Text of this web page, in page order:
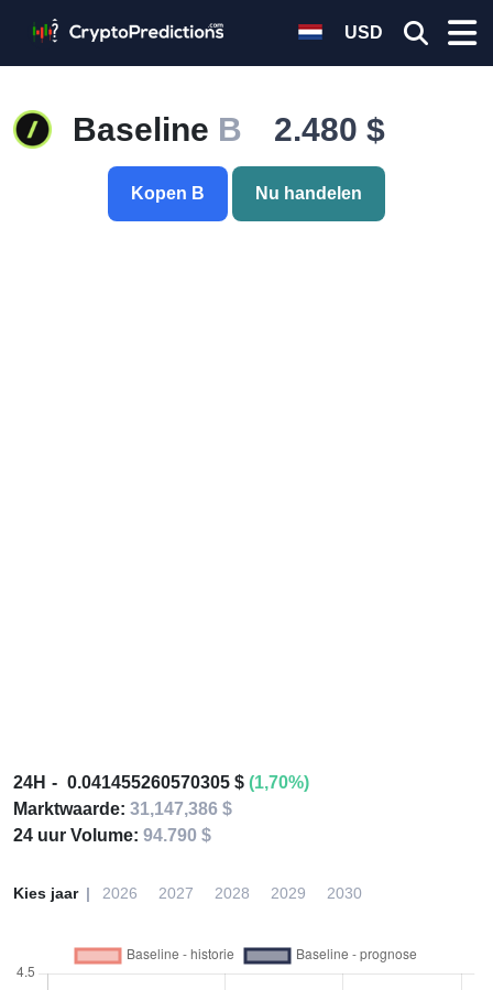
USD
Baseline B 2.480 $
Kopen B Nu handelen
24H 0.041455260570305 $ (1,70%)
Marktwaarde: 31,147,386 $
24 uur Volume: 94.790 $
Kies jaar 2026 2027 2028 2029 2030